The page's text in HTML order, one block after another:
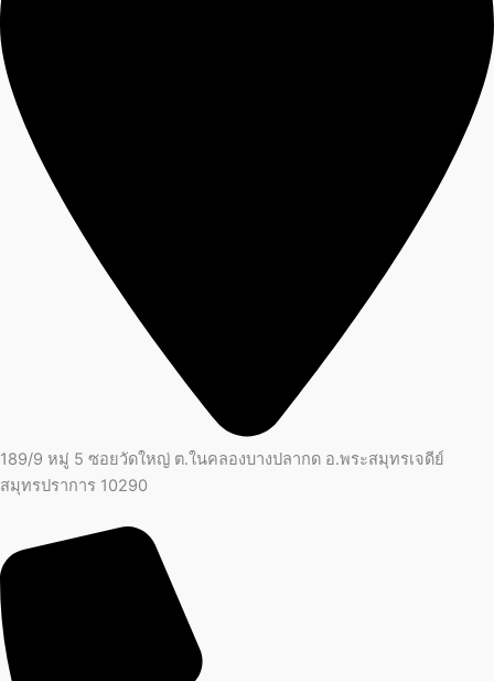
189/9 หมู่ 5 ซอยวัดใหญ่ ต.ในคลองบางปลากด อ.พระสมุทรเจดีย์
สมุทรปราการ 10290